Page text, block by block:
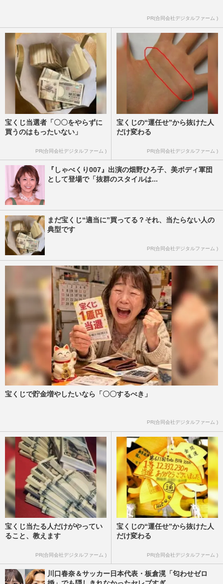
PR(合同会社デジタルファーム )
宝くじ当選者「〇〇をやらずに
買うのはもったいない」
PR(合同会社デジタルファーム )
宝くじの“運任せ”から抜けた人
だけ変わる
PR(合同会社デジタルファーム )
『しゃべくり007』出演の畑野ひろ子、美ボディ軍団
として登場で「抜群のスタイルは...
まだ宝くじ“適当に”買ってる？それ、当たらない人の
典型です
PR(合同会社デジタルファーム )
宝くじで貯金増やしたいなら「〇〇するべき」
PR(合同会社デジタルファーム )
宝くじ当たる人だけがやってい
ること、教えます
PR(合同会社デジタルファーム )
宝くじの“運任せ”から抜けた人
だけ変わる
PR(合同会社デジタルファーム )
川口春奈＆サッカー日本代表・板倉滉「匂わせゼロ